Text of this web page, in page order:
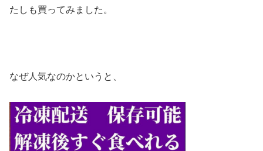
たしも買ってみました。
なぜ人気なのかというと、